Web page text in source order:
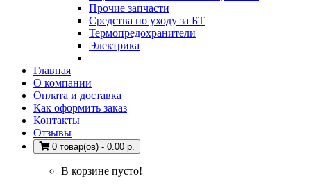
Прочие запчасти
Средства по уходу за БТ
Термопредохранители
Электрика
Главная
О компании
Оплата и доставка
Как оформить заказ
Контакты
Отзывы
0 товар(ов) - 0.00 р.
В корзине пусто!